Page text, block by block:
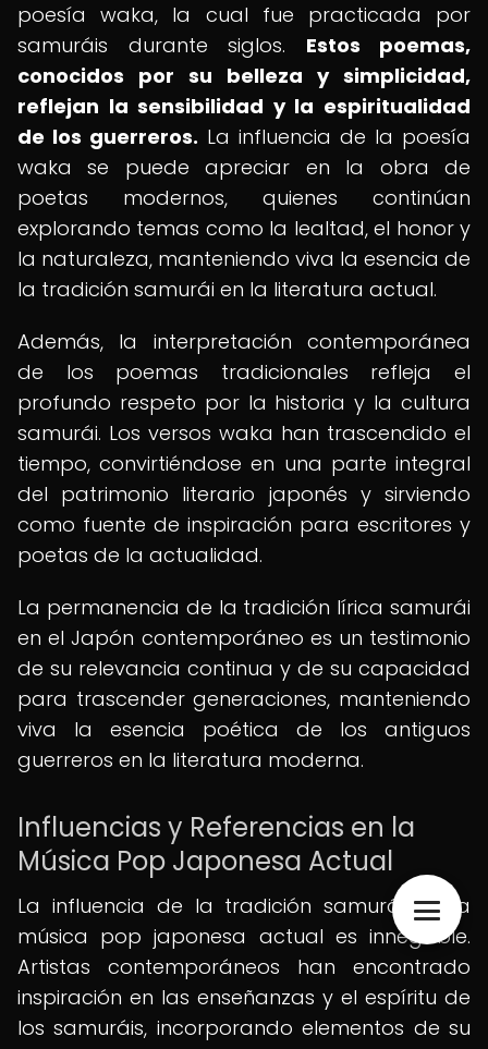
poesía waka, la cual fue practicada por
samuráis durante siglos. Estos poemas,
conocidos por su belleza y simplicidad,
reflejan la sensibilidad y la espiritualidad
de los guerreros. La influencia de la poesía
waka se puede apreciar en la obra de
poetas modernos, quienes continúan
explorando temas como la lealtad, el honor y
la naturaleza, manteniendo viva la esencia de
la tradición samurái en la literatura actual.
Además, la interpretación contemporánea
de los poemas tradicionales refleja el
profundo respeto por la historia y la cultura
samurái. Los versos waka han trascendido el
tiempo, convirtiéndose en una parte integral
del patrimonio literario japonés y sirviendo
como fuente de inspiración para escritores y
poetas de la actualidad.
La permanencia de la tradición lírica samurái
en el Japón contemporáneo es un testimonio
de su relevancia continua y de su capacidad
para trascender generaciones, manteniendo
viva la esencia poética de los antiguos
guerreros en la literatura moderna.
Influencias y Referencias en la
Música Pop Japonesa Actual
La influencia de la tradición samurái en la
música pop japonesa actual es innegable.
Artistas contemporáneos han encontrado
inspiración en las enseñanzas y el espíritu de
los samuráis, incorporando elementos de su